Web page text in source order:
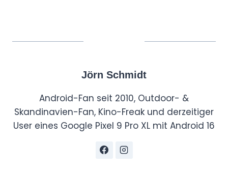
Jörn Schmidt
Android-Fan seit 2010, Outdoor- &
Skandinavien-Fan, Kino-Freak und derzeitiger
User eines Google Pixel 9 Pro XL mit Android 16